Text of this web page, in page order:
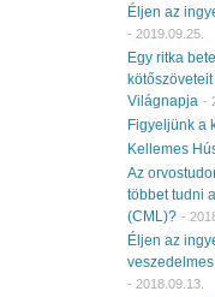
Éljen az
- 2019.09.25.
Egy ritka
Világnapja -
Figyeljünk a
Kellemes
Az
többet tudni
(CML)? -
Éljen az
- 2018.09.13.